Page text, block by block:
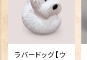
ラバードッグ【ウ